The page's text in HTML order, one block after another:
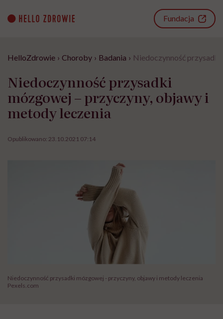
content
Fundacja
HelloZdrowie › Choroby › Badania › Niedoczynność
Niedoczynność przysadki
mózgowej – przyczyny, objawy i
metody leczenia
Opublikowano: 23.10.2021 07:14
Niedoczynność przysadki mózgowej - przyczyny, objawy i metody leczenia
Pexels.com